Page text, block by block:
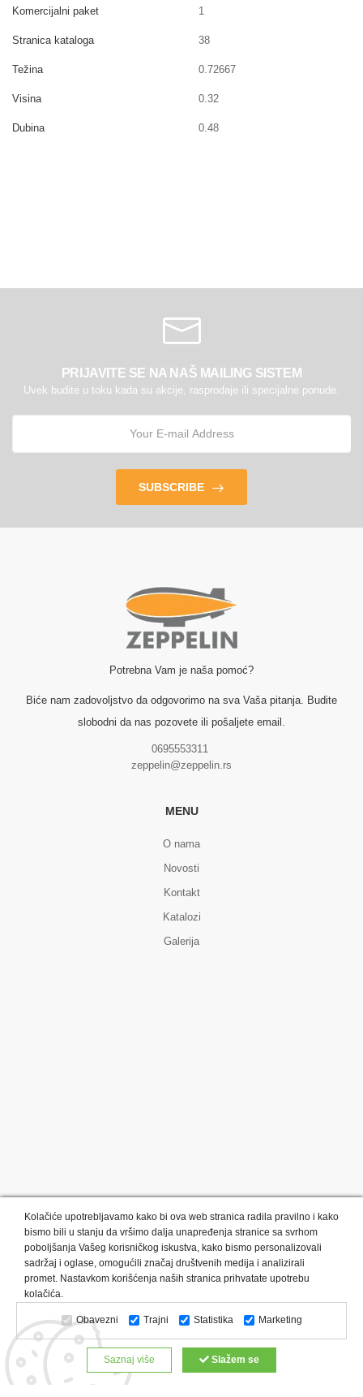
Komercijalni paket 1
Stranica kataloga 38
Težina 0.72667
Visina 0.32
Dubina 0.48
PRIJAVITE SE NA NAŠ MAILING SISTEM
Uvek budite u toku kada su akcije, rasprodaje ili specijalne ponude.
SUBSCRIBE
Potrebna Vam je naša pomoć?
Biće nam zadovoljstvo da odgovorimo na sva Vaša pitanja. Budite
slobodni da nas pozovete ili pošaljete email.
0695553311
zeppelin@zeppelin.rs
MENU
O nama
Novosti
Kontakt
Katalozi
Galerija
Kategorije proizvoda: Olovke i markeri
Privesci i trakice
Upaljači
USB Tehnologija Tekstil
Kačketi i kape
Notesi i rokovnici
Kancelarija Satovi
Kišobrani
Torbe i putovanja
Kuhinjski setovi
Alati i oprema
Relaksacija, lepota i zdravlje
Kalendari
Custom proizvodi
Digitalna štampa
Kolačiće upotrebljavamo kako bi ova web stranica radila pravilno i kako
bismo bili u stanju da vršimo dalja unapređenja stranice sa svrhom
poboljšanja Vašeg korisničkog iskustva, kako bismo personalizovali
sadržaj i oglase, omogućili značaj društvenih medija i analizirali
promet. Nastavkom korišćenja naših stranica prihvatate upotrebu
kolačića.
Obavezni Trajni Statistika Marketing
Saznaj više Slažem se